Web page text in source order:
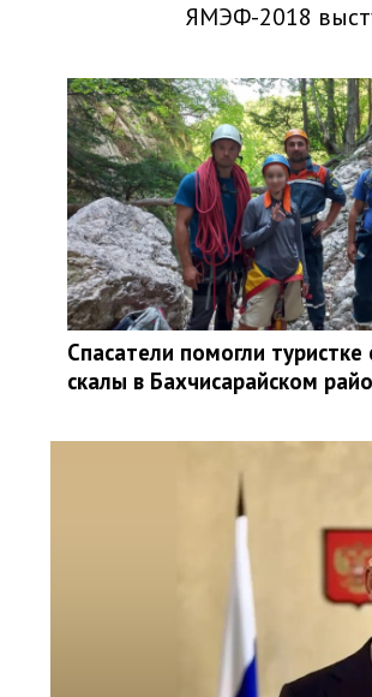
ЯМЭФ-2018
Спасатели помогли туристке
скалы в Бахчисарайском